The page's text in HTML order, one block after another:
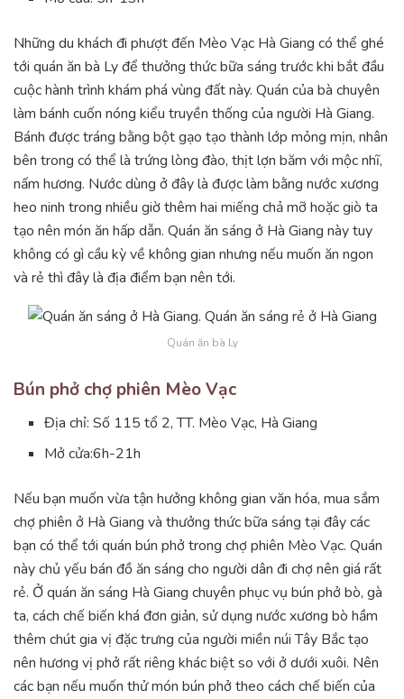
Những du khách đi phượt đến Mèo Vạc Hà Giang có thể ghé
tới quán ăn bà Ly để thưởng thức bữa sáng trước khi bắt đầu
cuộc hành trình khám phá vùng đất này. Quán của bà chuyên
làm bánh cuốn nóng kiểu truyền thống của người Hà Giang.
Bánh được tráng bằng bột gạo tạo thành lớp mỏng mịn, nhân
bên trong có thể là trứng lòng đào, thịt lợn băm với mộc nhĩ,
nấm hương. Nước dùng ở đây là được làm bằng nước xương
heo ninh trong nhiều giờ thêm hai miếng chả mỡ hoặc giò ta
tạo nên món ăn hấp dẫn. Quán ăn sáng ở Hà Giang này tuy
không có gì cầu kỳ về không gian nhưng nếu muốn ăn ngon
và rẻ thì đây là địa điểm bạn nên tới.
Quán ăn bà Ly
Bún phở chợ phiên Mèo Vạc
Địa chỉ: Số 115 tổ 2, TT. Mèo Vạc, Hà Giang
Mở cửa:6h-21h
Nếu bạn muốn vừa tận hưởng không gian văn hóa, mua sắm
chợ phiên ở Hà Giang và thưởng thức bữa sáng tại đây các
bạn có thể tới quán bún phở trong chợ phiên Mèo Vạc. Quán
này chủ yếu bán đồ ăn sáng cho người dân đi chợ nên giá rất
rẻ. Ở quán ăn sáng Hà Giang chuyên phục vụ bún phở bò, gà
ta, cách chế biến khá đơn giản, sử dụng nước xương bò hầm
thêm chút gia vị đặc trưng của người miền núi Tây Bắc tạo
nên hương vị phở rất riêng khác biệt so với ở dưới xuôi. Nên
các bạn nếu muốn thử món bún phở theo cách chế biến của